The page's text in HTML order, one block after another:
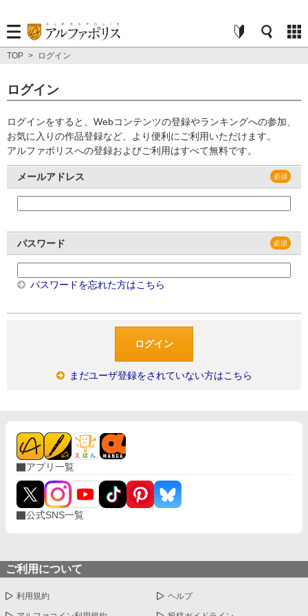
TOP > ログイン
ログイン
ログインをすると、Webコンテンツの登録やランキングへの参加、
お気に入りの作品登録など、より便利にご利用いただけます。
アルファポリスへの登録およびご利用はすべて無料です。
メールアドレス
パスワード
パスワードを忘れた方はこちら
まだユーザ登録をされていない方はこちら
アプリ一覧
公式SNS一覧
ご利用について
利用規約 ヘルプ